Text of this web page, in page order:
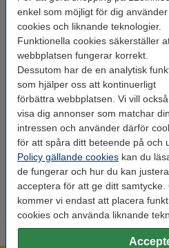
enkel som möjligt för dig
cookies och liknande teknologier.
Funktionella cookies säkerställer
webbplatsen fungerar korrekt.
Dessutom har de en analytisk
som hjälper oss att kontinuerligt
förbättra webbplatsen. Vi vill också
visa dig annonser som matchar
intressen och använder därför
för att spåra ditt beteende på och
Policy gällande cookies kan du
de fungerar och hur du kan
acceptera för att ge ditt
kommer vi endast att placera
cookies och använda liknande
Specifikationer
Varumärke: Avery
Mått: Ø 15 mm
Volym: 960 etiketter/
Vidhäftning: permanent
Färg: blå